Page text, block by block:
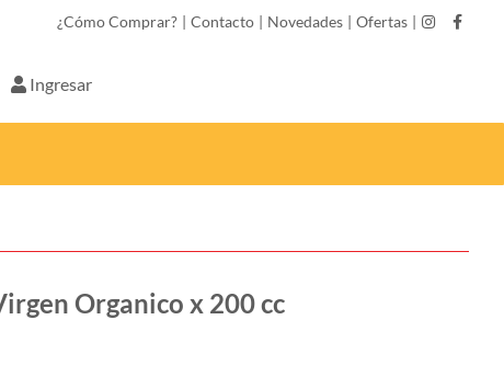
¿Cómo Comprar? | Contacto | Novedades | Ofertas |
Ingresar
Organico x 200 cc